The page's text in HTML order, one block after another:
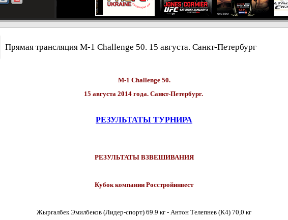
Прямая трансляция M-1 Challеnge 50. 15 августа. Санкт-Петербург
М-1 Challenge 50.
15 августа 2014 года. Санкт-Петербург.
РЕЗУЛЬТАТЫ ТУРНИРА
РЕЗУЛЬТАТЫ ВЗВЕШИВАНИЯ
Кубок компании Росстройинвест
Жыргалбек Эмилбеков (Лидер-спорт) 69.9 кг - Антон Телепнев (K4) 70,0 кг